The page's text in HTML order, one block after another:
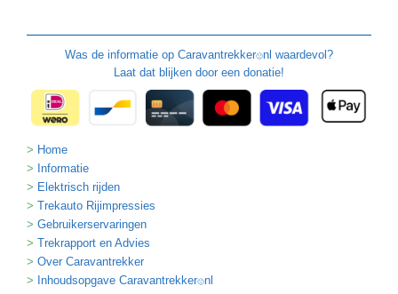
Was de informatie op Caravantrekker🙂nl waardevol?
Laat dat blijken door een donatie!
Home
Informatie
Elektrisch rijden
Trekauto Rijimpressies
Gebruikerservaringen
Trekrapport en Advies
Over Caravantrekker
Inhoudsopgave Caravantrekker🙂nl